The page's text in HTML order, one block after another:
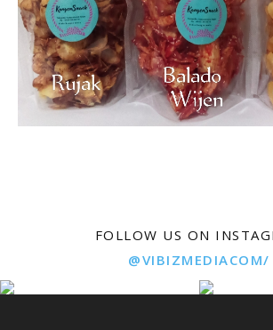
FOLLOW US ON
@VIBIZMEDIACOM/